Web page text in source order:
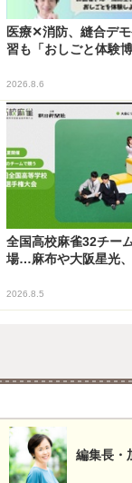
医療✕消防、縫合デ
習も「おしごと体験
2026.8.6
全国高校麻雀32チー
場…麻布や大阪星光
2026.8.5
編集長・